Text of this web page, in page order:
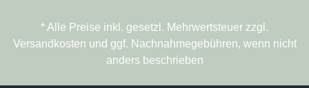
* Alle Preise inkl. gesetzl. Mehrwertsteuer zzgl.
Versandkosten und ggf. Nachnahmegebühren, wenn nicht
anders beschrieben